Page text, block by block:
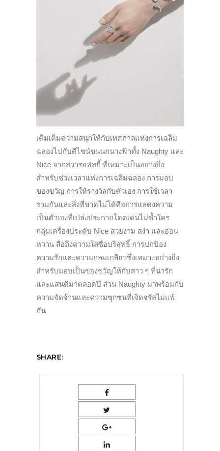
เติมเต็มความสนุกให้กับเทศกาลแห่งการเฉลิม
ฉลองไปกับดีไซน์ขนนกนางฟ้าทั้ง Naughty และ
Nice จากสวารอฟสกี้ ที่เหมาะเป็นอย่างยิ่ง
สำหรับช่วงเวลาแห่งการเฉลิมฉลอง การมอบ
ของขวัญ การให้รางวัลกับตัวเอง การใช้เวลา
รวมกันและสิ่งที่ขาดไม่ได้คือการแสดงความ
เป็นตัวเองที่เปล่งประกายโดดเด่นไม่ซ้ำใคร
กลุ่มเครื่องประดับ Nice สวยงาม สง่า และอ่อน
หวาน สื่อถึงความใสซื่อบริสุทธิ์ การปกป้อง
ความรักและความกลมเกลียวซึ่งเหมาะอย่างยิ่ง
สำหรับมอบเป็นของขวัญให้กับสาว ๆ ที่น่ารัก
และแสนดีมาตลอดปี ส่วน Naughty มาพร้อมกับ
ความจัดจ้านและความซุกซนที่เจิดจรัสไม่แพ้
กัน
SHARE: